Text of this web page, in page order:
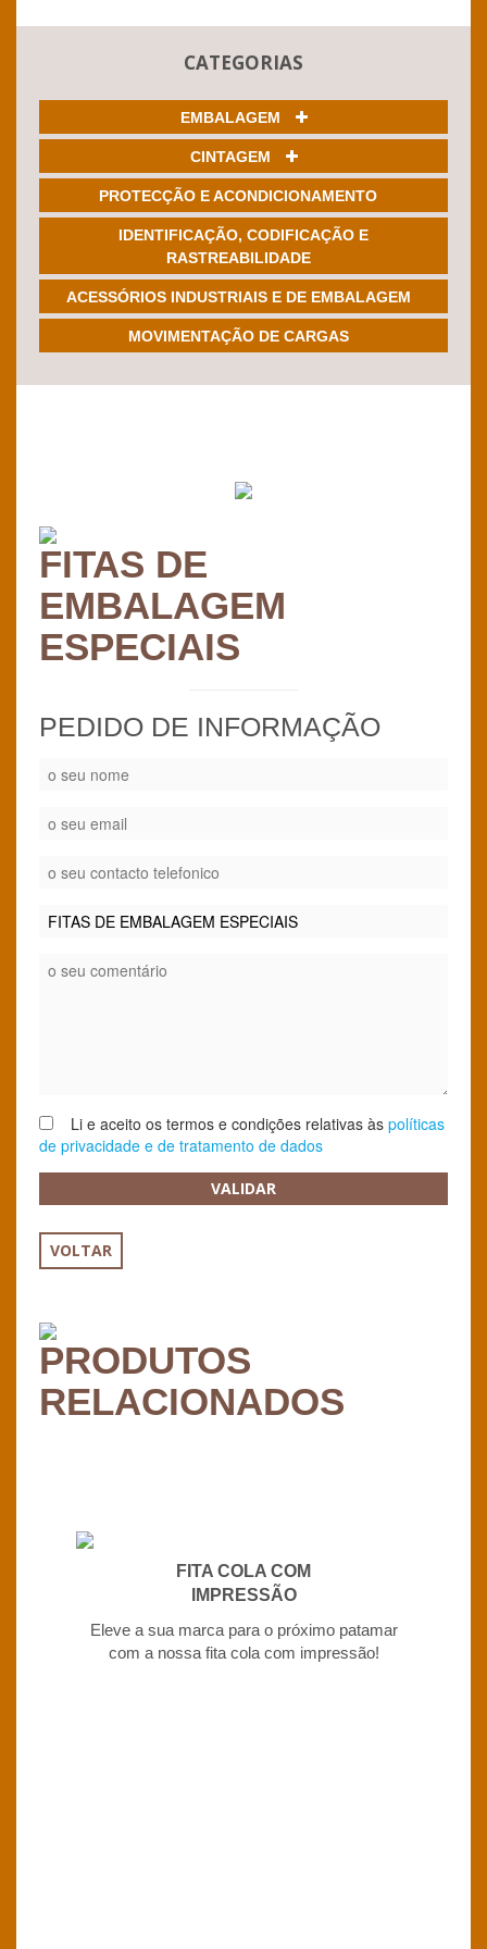
CATEGORIAS
EMBALAGEM
CINTAGEM
PROTECÇÃO E ACONDICIONAMENTO
IDENTIFICAÇÃO, CODIFICAÇÃO E
RASTREABILIDADE
ACESSÓRIOS INDUSTRIAIS E DE EMBALAGEM
MOVIMENTAÇÃO DE CARGAS
FITAS DE
EMBALAGEM
ESPECIAIS
PEDIDO DE INFORMAÇÃO
Li e aceito os termos e condições relativas às políticas
de privacidade e de tratamento de dados
VALIDAR
VOLTAR
PRODUTOS
RELACIONADOS
FITA COLA COM
IMPRESSÃO
Eleve a sua marca para o próximo patamar
com a nossa fita cola com impressão!